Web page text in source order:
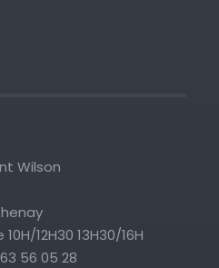
Wilson
12H30 13H30/16H
56 05 28